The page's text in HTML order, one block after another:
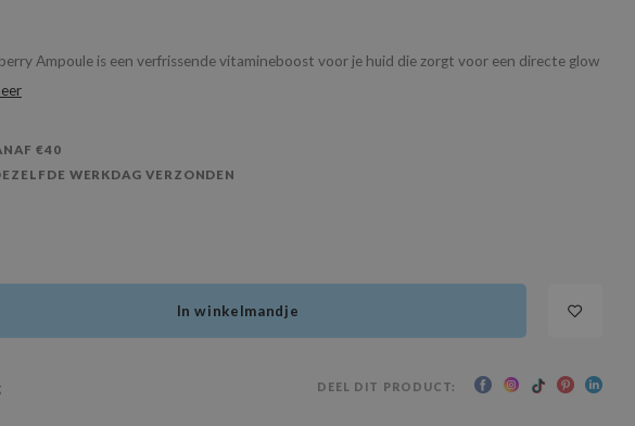
Ampoule is een verfrissende vitamineboost voor je huid die zorgt voor een directe glow
€40
WERKDAG VERZONDEN
In winkelmandje
DEEL DIT PRODUCT: